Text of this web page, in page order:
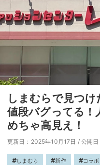
しまむらで見つけ
値段バグってる！
めちゃ高見え！
更新日：2025年10月17日 / 公開
しまむら 新作 コラ